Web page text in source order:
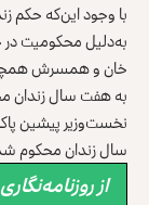
با وجود این‌که حکم
به‌دلیل محکومیت در
خان و همسرش
به هفت سال زندان
سال زندان محکوم
از